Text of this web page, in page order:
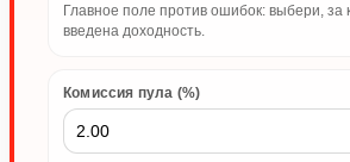
Главное поле против ошибок: выбери, за
введена доходность.
Комиссия пула (%)